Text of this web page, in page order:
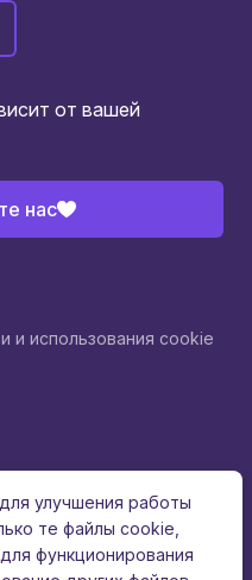
от вашей
нас
и использования cookie
улучшения работы
те файлы cookie,
функционирования